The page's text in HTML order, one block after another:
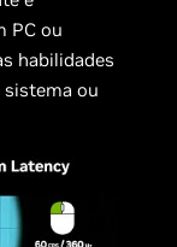
PC ou
habilidades
sistema ou